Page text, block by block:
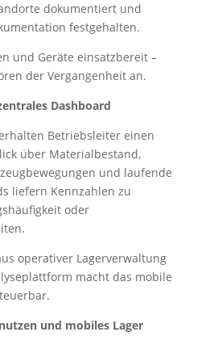
dokumentiert und
festgehalten.
und Geräte einsatzbereit –
der Vergangenheit an.
Dashboard
Betriebsleiter einen
über Materialbestand,
und laufende
liefern Kennzahlen zu
oder
operativer Lagerverwaltung
macht das mobile
und mobiles Lager